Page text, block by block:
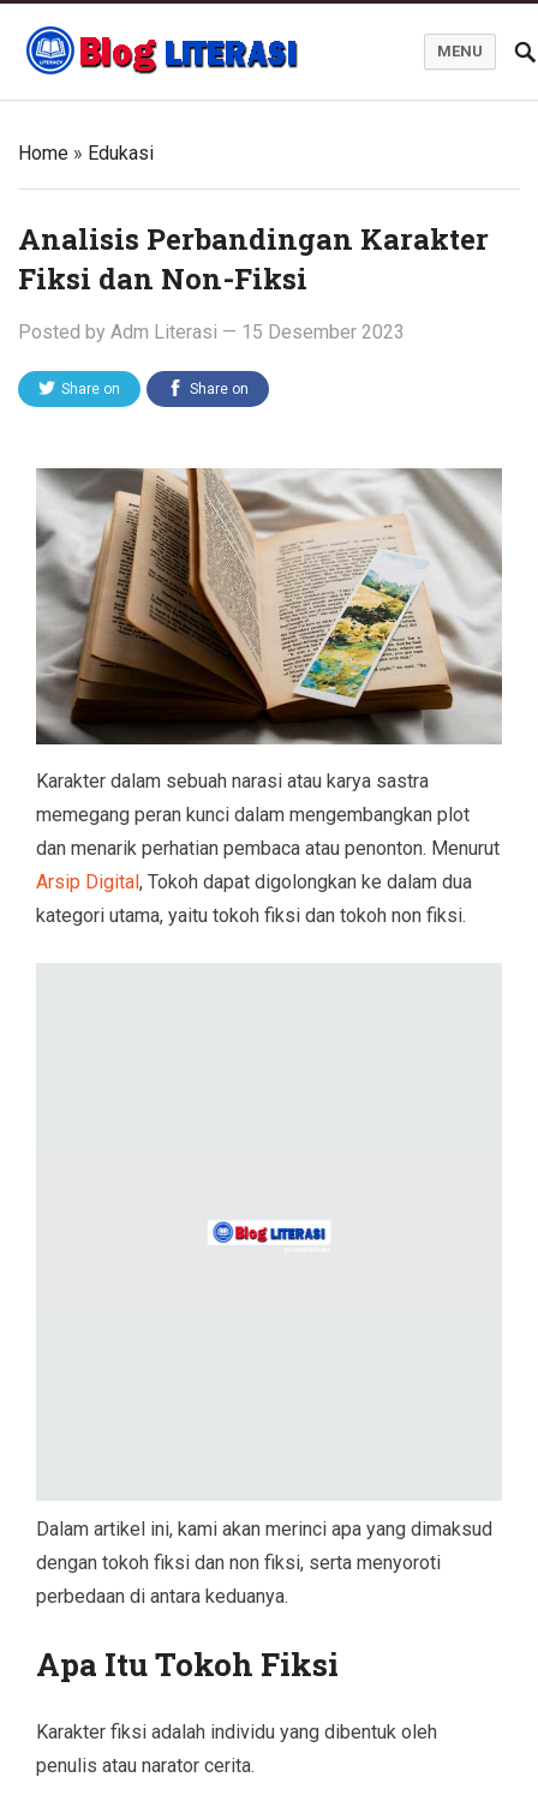
MENU
Home » Edukasi
Analisis Perbandingan Karakter
Fiksi dan Non-Fiksi
Posted by Adm Literasi — 15 Desember 2023
Share on Share on
Karakter dalam sebuah narasi atau karya sastra
memegang peran kunci dalam mengembangkan plot
dan menarik perhatian pembaca atau penonton. Menurut
Arsip Digital, Tokoh dapat digolongkan ke dalam dua
kategori utama, yaitu tokoh fiksi dan tokoh non fiksi.
Dalam artikel ini, kami akan merinci apa yang dimaksud
dengan tokoh fiksi dan non fiksi, serta menyoroti
perbedaan di antara keduanya.
Apa Itu Tokoh Fiksi
Karakter fiksi adalah individu yang dibentuk oleh
penulis atau narator cerita.